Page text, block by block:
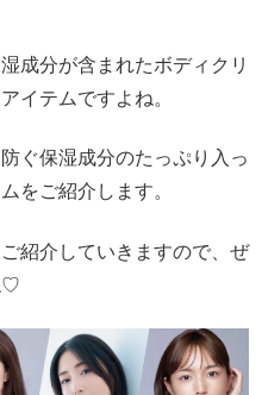
成分が含まれたボディクリ
イテムですよね。
ぐ保湿成分のたっぷり入っ
をご紹介します。
紹介していきますので、ぜ
♡